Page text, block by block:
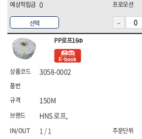
선택
0
PP로프16Φ
3058-0002
HNS 로프,
150M
1 / 1